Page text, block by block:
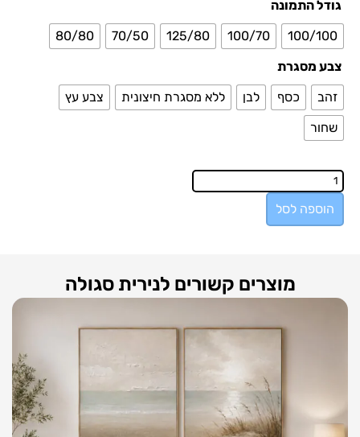
גודל התמונה
100/100
100/70
125/80
70/50
80/80
צבע מסגרת
זהב
כסף לבן ללא מסגרת חיצונית
צבע עץ
שחור
הוספה לסל
מוצרים קשורים לנירית סגולה